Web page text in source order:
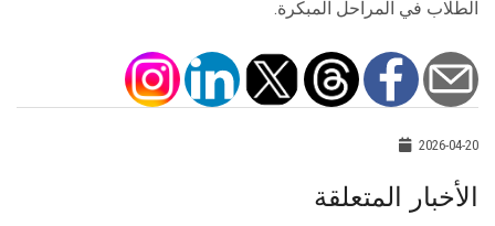
الطلاب في المراحل المبكرة.
2026-04-20
الأخبار المتعلقة